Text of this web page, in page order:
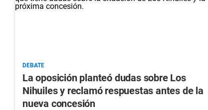
DEBATE
La oposición planteó dudas sobre Los
Nihuiles y reclamó respuestas antes de la
nueva concesión